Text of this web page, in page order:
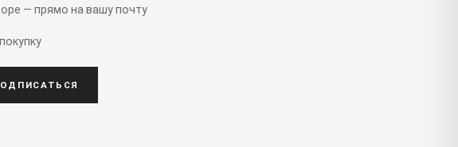
— прямо на вашу почту